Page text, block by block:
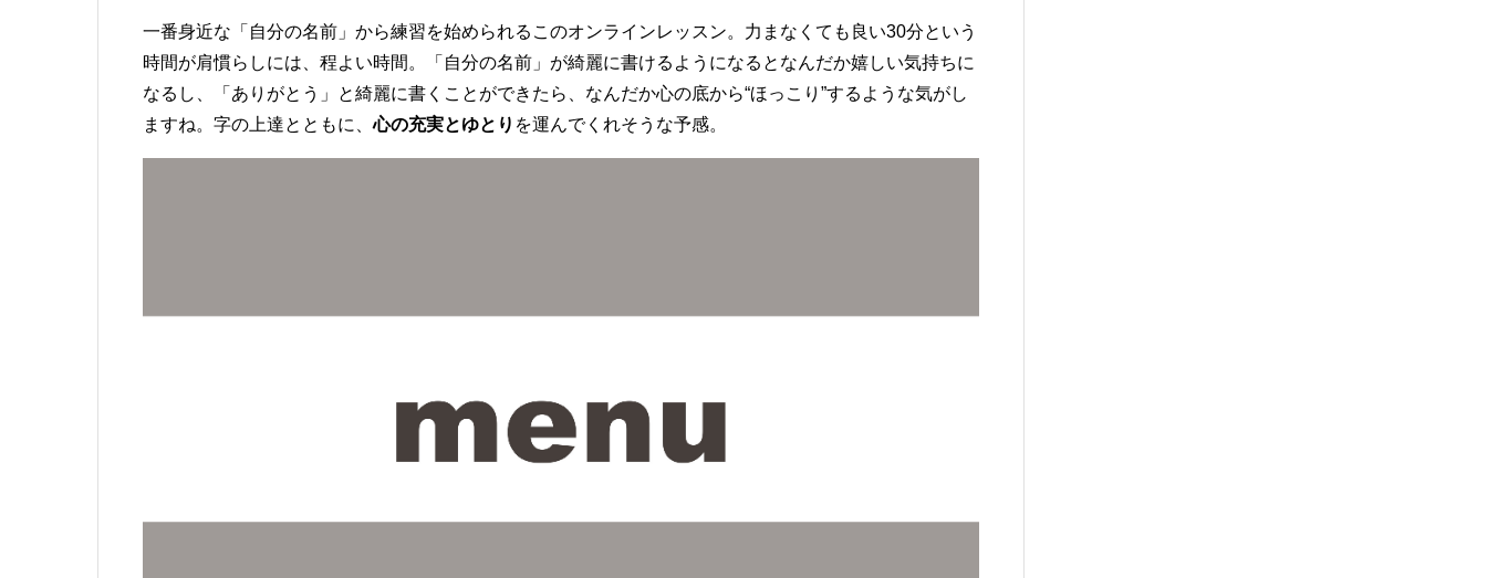
一番身近な「自分の名前」から練習を始められるこのオンラインレッスン。力まなくても良い30分という
時間が肩慣らしには、程よい時間。「自分の名前」が綺麗に書けるようになるとなんだか嬉しい気持ちに
なるし、「ありがとう」と綺麗に書くことができたら、なんだか心の底から“ほっこり”するような気がし
ますね。字の上達とともに、心の充実とゆとり を運んでくれそうな予感。